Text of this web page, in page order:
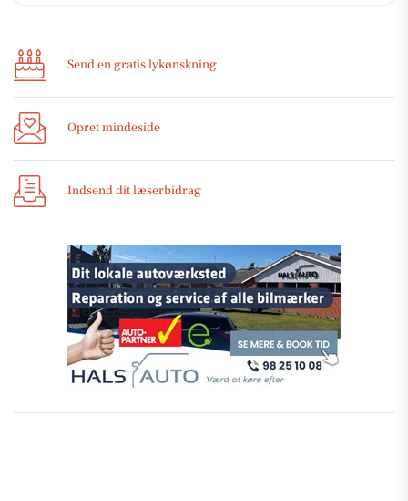
Send en gratis lykønskning
Opret mindeside
Indsend dit læserbidrag